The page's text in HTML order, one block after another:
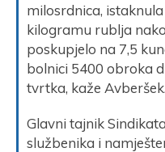
milosrdnica,
kilogramu rublja
poskupjelo na 7,5
bolnici 5400 obroka
tvrtka, kaže Avberšek.
Glavni tajnik
službenika i